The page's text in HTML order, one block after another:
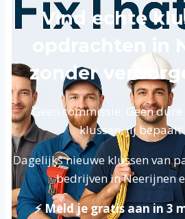
Vind echte
opdrachten in
zonder
Geen commissie. Geen
klussen, jij bepaalt
Dagelijks nieuwe klussen van
bedrijven in Neerijnen
⚡ Meld je gratis aan in 3